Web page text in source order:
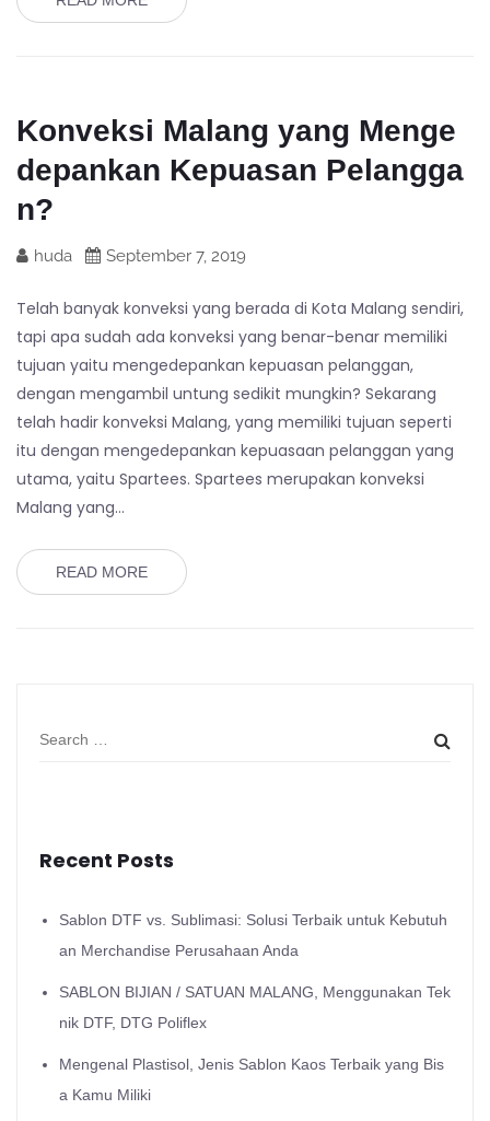
Konveksi Malang yang Menge
depankan Kepuasan Pelangga
n?
huda September 7, 2019
Telah banyak konveksi yang berada di Kota Malang sendiri,
tapi apa sudah ada konveksi yang benar-benar memiliki
tujuan yaitu mengedepankan kepuasan pelanggan,
dengan mengambil untung sedikit mungkin? Sekarang
telah hadir konveksi Malang, yang memiliki tujuan seperti
itu dengan mengedepankan kepuasaan pelanggan yang
utama, yaitu Spartees. Spartees merupakan konveksi
Malang yang…
READ MORE
Recent Posts
Sablon DTF vs. Sublimasi: Solusi Terbaik untuk Kebutuh
an Merchandise Perusahaan Anda
SABLON BIJIAN / SATUAN MALANG, Menggunakan Tek
nik DTF, DTG Poliflex
Mengenal Plastisol, Jenis Sablon Kaos Terbaik yang Bis
a Kamu Miliki